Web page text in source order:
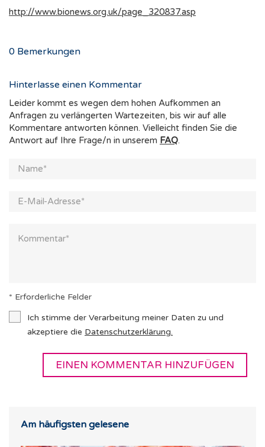
http://www.bionews.org.uk/page_320837.asp
0 Bemerkungen
Hinterlasse einen Kommentar
Leider kommt es wegen dem hohen Aufkommen an
Anfragen zu verlängerten Wartezeiten, bis wir auf alle
Kommentare antworten können. Vielleicht finden Sie die
Antwort auf Ihre Frage/n in unserem FAQ.
* Erforderliche Felder
Ich stimme der Verarbeitung meiner Daten zu und
akzeptiere die Datenschutzerklärung.
Am häufigsten gelesene